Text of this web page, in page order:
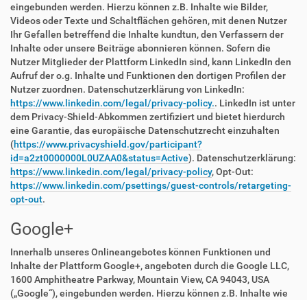
eingebunden werden. Hierzu können z.B. Inhalte wie Bilder,
Videos oder Texte und Schaltflächen gehören, mit denen Nutzer
Ihr Gefallen betreffend die Inhalte kundtun, den Verfassern der
Inhalte oder unsere Beiträge abonnieren können. Sofern die
Nutzer Mitglieder der Plattform LinkedIn sind, kann LinkedIn den
Aufruf der o.g. Inhalte und Funktionen den dortigen Profilen der
Nutzer zuordnen. Datenschutzerklärung von LinkedIn:
https://www.linkedin.com/legal/privacy-policy.. LinkedIn ist unter
dem Privacy-Shield-Abkommen zertifiziert und bietet hierdurch
eine Garantie, das europäische Datenschutzrecht einzuhalten
(https://www.privacyshield.gov/participant?
id=a2zt0000000L0UZAA0&status=Active). Datenschutzerklärung:
https://www.linkedin.com/legal/privacy-policy, Opt-Out:
https://www.linkedin.com/psettings/guest-controls/retargeting-
opt-out.
Google+
Innerhalb unseres Onlineangebotes können Funktionen und
Inhalte der Plattform Google+, angeboten durch die Google LLC,
1600 Amphitheatre Parkway, Mountain View, CA 94043, USA
(„Google“), eingebunden werden. Hierzu können z.B. Inhalte wie